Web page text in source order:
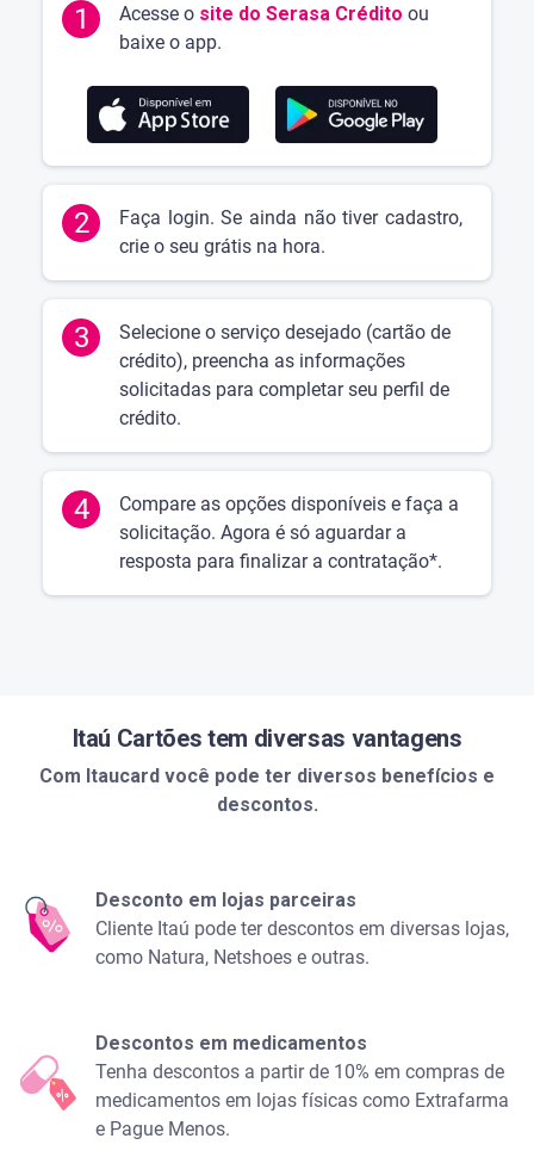
1 Acesse o site do Serasa Crédito ou
baixe o app.
2
Faça login. Se ainda não tiver cadastro,
crie o seu grátis na hora.
3
Selecione o serviço desejado (cartão de
crédito), preencha as informações
solicitadas para completar seu perfil de
crédito.
4
Compare as opções disponíveis e faça a
solicitação. Agora é só aguardar a
resposta para finalizar a contratação*.
Itaú Cartões tem diversas vantagens
Com Itaucard você pode ter diversos benefícios e
descontos.
Desconto em lojas parceiras
Cliente Itaú pode ter descontos em diversas lojas,
como Natura, Netshoes e outras.
Descontos em medicamentos
Tenha descontos a partir de 10% em compras de
medicamentos em lojas físicas como Extrafarma
e Pague Menos.